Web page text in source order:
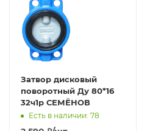
Затвор дисковый
поворотный Ду 80*16
32ч1р СЕМЁНОВ
Есть в наличии: 78